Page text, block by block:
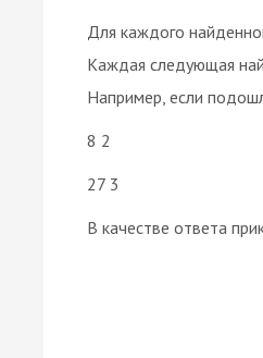
Для каждого
Каждая следующая
Например, если
8 2
27 3
В качестве ответа